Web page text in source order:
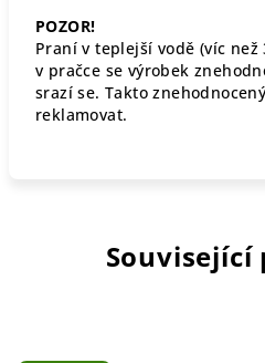
POZOR!
Praní v teplejší vodě (víc než
v pračce se výrobek
srazí se. Takto
reklamovat.